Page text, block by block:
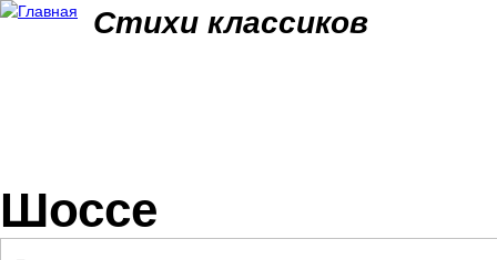
Стихи классиков
Шоссе